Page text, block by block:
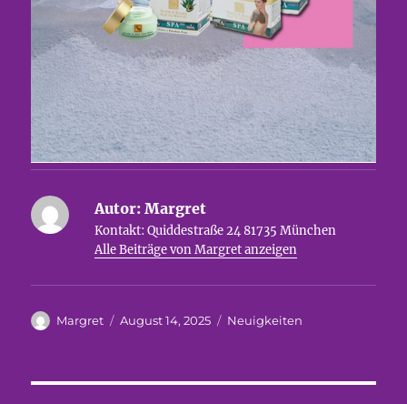
Autor: Margret
Kontakt: Quiddestraße 24 81735 München
Alle Beiträge von Margret anzeigen
Autor
Margret
Veröffentlicht
August 14, 2025 Kategorien
Neuigkeiten